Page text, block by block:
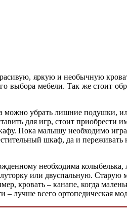
яркую и необычную
выбора мебели. Так же стоит
можно убрать лишние подушки,
для игр, стоит
Пока малышу необходимо
шкаф, да и
необходима колыбелька,
или двуспальную.
кровать – канапе, когда
лучше всего ортопедическая